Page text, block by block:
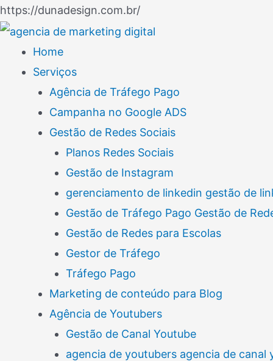
https://dunadesign.com.br/Ir
para
Home
Serviços
Agência de Tráfego Pago
Campanha no Google ADS
Gestão de Redes Sociais
Planos Redes Sociais
Gestão de Instagram
gerenciamento de linkedin gestão de
Gestão de Tráfego Pago Gestão de
Gestão de Redes para Escolas
Gestor de Tráfego
Tráfego Pago
Marketing de conteúdo para Blog
Agência de Youtubers
Gestão de Canal Youtube
agencia de youtubers agencia de canal
Navegação
de
Post